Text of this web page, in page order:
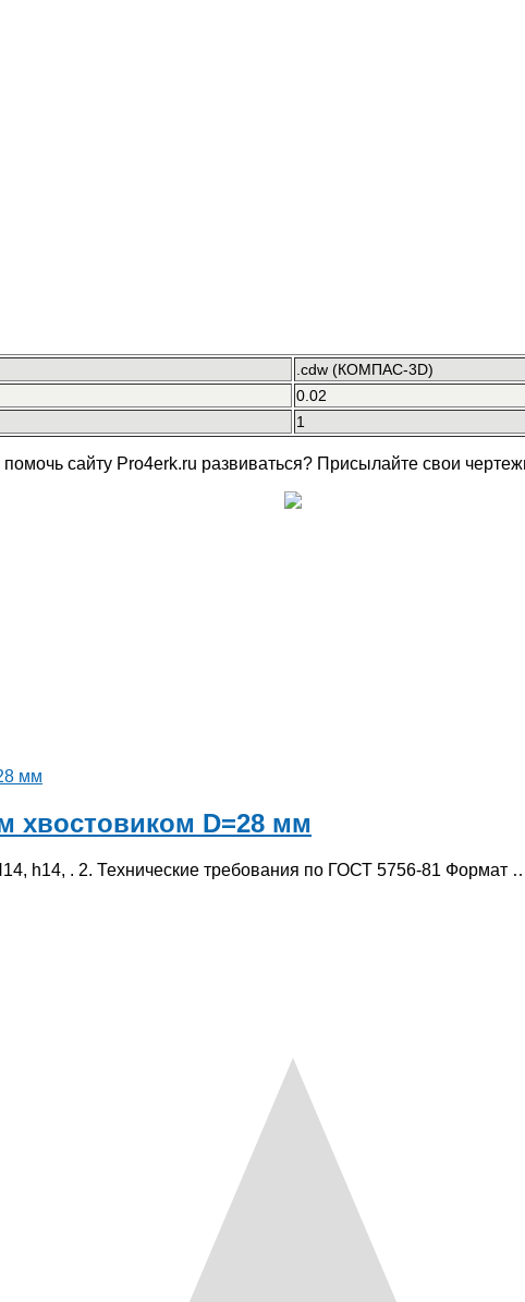
.cdw (КОМПАС-3D)
0.02
1
помочь сайту Pro4erk.ru развиваться? Присылайте свои
хвостовиком D=28 мм
h14, . 2. Технические требования по ГОСТ 5756-81 Формат